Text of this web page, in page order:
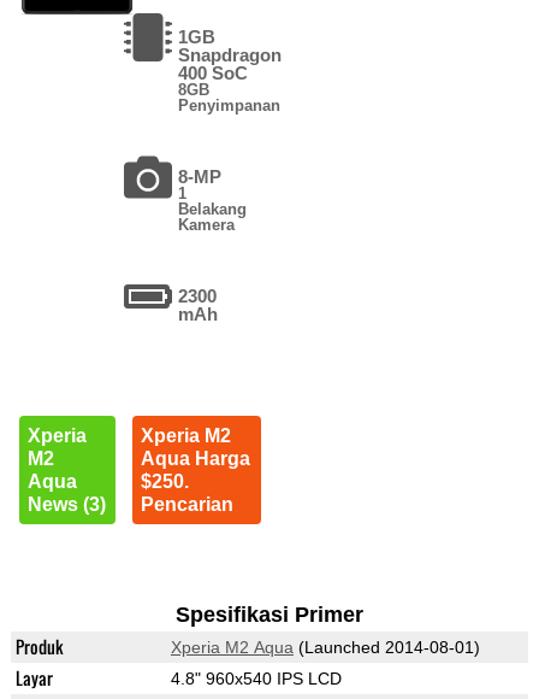
1GB
Snapdragon
400 SoC
8GB
Penyimpanan
8-MP
1
Belakang
Kamera
2300
mAh
Xperia
M2
Aqua
News (3)
Xperia M2
Aqua Harga
$250.
Pencarian
Spesifikasi Primer
Produk Xperia M2 Aqua (Launched 2014-08-01)
Layar 4.8" 960x540 IPS LCD